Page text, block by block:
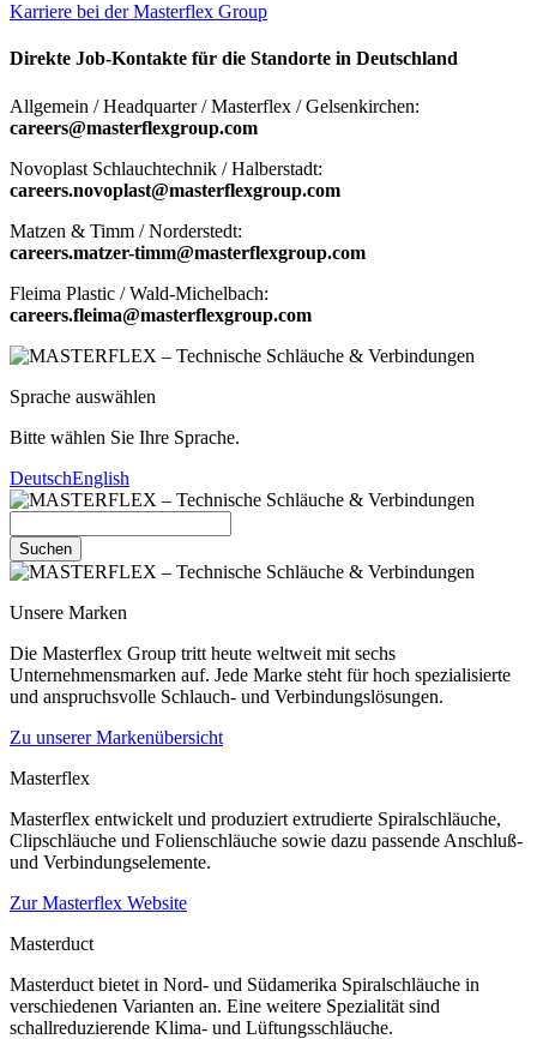
Karriere bei der Masterflex Group
Direkte Job-Kontakte für die Standorte in Deutschland
Allgemein / Headquarter / Masterflex / Gelsenkirchen:
careers@masterflexgroup.com
Novoplast Schlauchtechnik / Halberstadt:
careers.novoplast@masterflexgroup.com
Matzen & Timm / Norderstedt:
careers.matzer-timm@masterflexgroup.com
Fleima Plastic / Wald-Michelbach:
careers.fleima@masterflexgroup.com
Sprache auswählen
Bitte wählen Sie Ihre Sprache.
DeutschEnglish
Suchen
Unsere Marken
Die Masterflex Group tritt heute weltweit mit sechs
Unternehmensmarken auf. Jede Marke steht für hoch spezialisierte
und anspruchsvolle Schlauch- und Verbindungslösungen.
Zu unserer Markenübersicht
Masterflex
Masterflex entwickelt und produziert extrudierte Spiralschläuche,
Clipschläuche und Folienschläuche sowie dazu passende Anschluß-
und Verbindungselemente.
Zur Masterflex Website
Masterduct
Masterduct bietet in Nord- und Südamerika Spiralschläuche in
verschiedenen Varianten an. Eine weitere Spezialität sind
schallreduzierende Klima- und Lüftungsschläuche.